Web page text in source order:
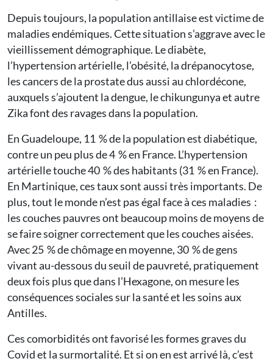
Depuis toujours, la population antillaise est victime de
maladies endémiques. Cette situation s’aggrave avec le
vieillissement démographique. Le diabète,
l’hypertension artérielle, l’obésité, la drépanocytose,
les cancers de la prostate dus aussi au chlordécone,
auxquels s’ajoutent la dengue, le chikungunya et autre
Zika font des ravages dans la population.
En Guadeloupe, 11 % de la population est diabétique,
contre un peu plus de 4 % en France. L’hypertension
artérielle touche 40 % des habitants (31 % en France).
En Martinique, ces taux sont aussi très importants. De
plus, tout le monde n’est pas égal face à ces maladies :
les couches pauvres ont beaucoup moins de moyens de
se faire soigner correctement que les couches aisées.
Avec 25 % de chômage en moyenne, 30 % de gens
vivant au-dessous du seuil de pauvreté, pratiquement
deux fois plus que dans l’Hexagone, on mesure les
conséquences sociales sur la santé et les soins aux
Antilles.
Ces comorbidités ont favorisé les formes graves du
Covid et la surmortalité. Et si on en est arrivé là, c’est